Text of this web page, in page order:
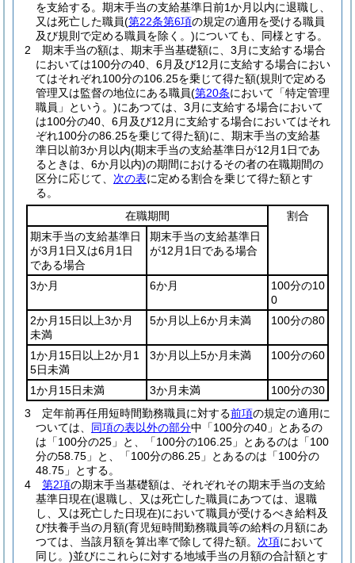
を支給する。 期末手当の支給基準日前1か月以内に退職し、
又は死亡した職員(第22条第6項の規定の適用を受ける職員
及び規則で定める職員を除く。)についても、同様とする。
2
期末手当の額は、期末手当基礎額に、3月に支給する場合
においては100分の40、6月及び12月に支給する場合におい
てはそれぞれ100分の106.25を乗じて得た額(規則で定める
管理又は監督の地位にある職員(第20条において「特定管理
職員」という。)にあつては、3月に支給する場合において
は100分の40、6月及び12月に支給する場合においてはそれ
ぞれ100分の86.25を乗じて得た額)に、期末手当の支給基
準日以前3か月以内(期末手当の支給基準日が12月1日であ
るときは、6か月以内)の期間におけるその者の在職期間の
区分に応じて、 次の表に定める割合を乗じて得た額とす
る。
在職期間
割合
期末手当の支給基準日
が3月1日又は6月1日
である場合
期末手当の支給基準日
が12月1日である場合
3か月 6か月
100分の10
0
2か月15日以上3か月
未満
5か月以上6か月未満 100分の80
1か月15日以上2か月1
5日未満
3か月以上5か月未満 100分の60
1か月15日未満 3か月未満
100分の30
3
定年前再任用短時間勤務職員に対する前項の規定の適用に
ついては、 同項の表以外の部分中「100分の40」とあるの
は「100分の25」と、「100分の106.25」とあるのは「100
分の58.75」と、「100分の86.25」とあるのは「100分の
48.75」とする。
4
第2項の期末手当基礎額は、それぞれその期末手当の支給
基準日現在(退職し、又は死亡した職員にあつては、退職
し、又は死亡した日現在)において職員が受けるべき給料及
び扶養手当の月額(育児短時間勤務職員等の給料の月額にあ
つては、当該月額を算出率で除して得た額。 次項において
同じ。)並びにこれらに対する地域手当の月額の合計額とす